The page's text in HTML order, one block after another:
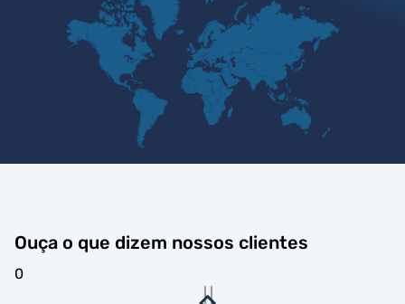
Ouça o que dizem nossos clientes
0